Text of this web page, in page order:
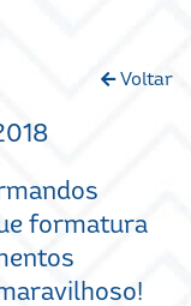
Voltar
formatura